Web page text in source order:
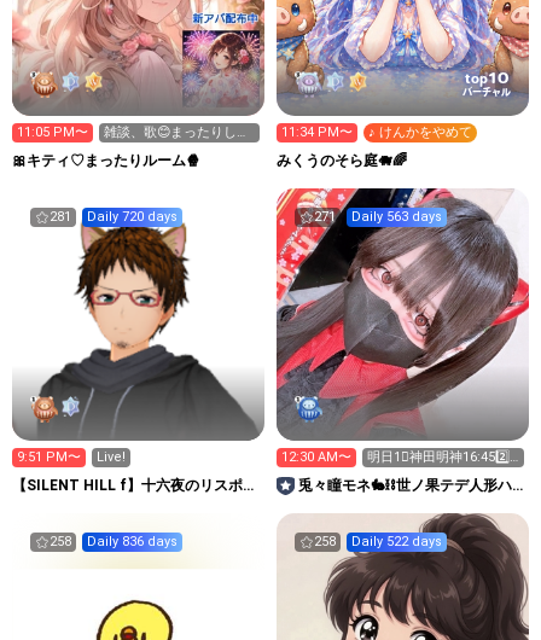
11:05 PM〜
雑談、歌😊まったりして
くださいね🎀
🎀キティ♡まったりルーム🍿
top10
バーチャル
11:34 PM〜 ♪ けんかをやめて
みくうのそら庭🐗🌈
281 Daily 720 days
9:51 PM〜 Live!
【SILENT HILL f】十六夜のリスポー
271 Daily 563 days
12:30 AM〜
明日1⃣神田明神16:452️⃣
ツイボ20:30
兎々瞳モネ🐇⛓️世ノ果テデ人形ハ
258 Daily 836 days 258 Daily 522 days